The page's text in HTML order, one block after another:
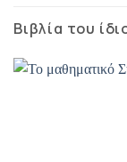
Βιβλία του